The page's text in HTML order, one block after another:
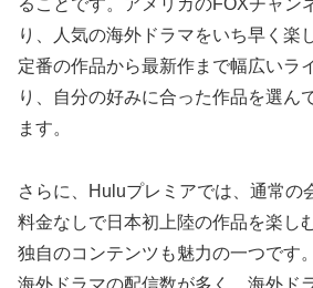
ることです。アメリカのFOXチャン
り、人気の海外ドラマをいち早く楽
定番の作品から最新作まで幅広いラ
り、自分の好みに合った作品を選ん
ます。
さらに、Huluプレミアでは、通常の
料金なしで日本初上陸の作品を楽し
独自のコンテンツも魅力の一つです